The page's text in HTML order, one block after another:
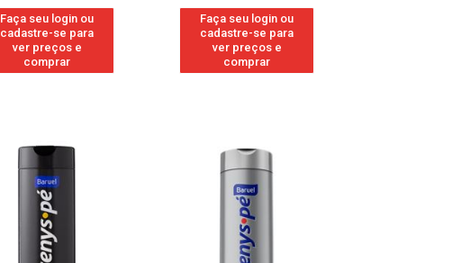
Faça seu login ou
cadastre-se para
ver preços e
comprar
Faça seu login ou
cadastre-se para
ver preços e
comprar